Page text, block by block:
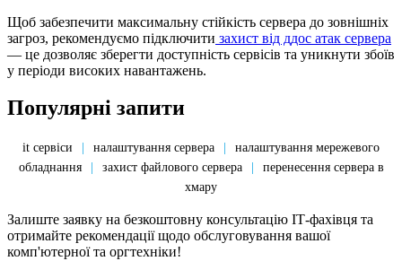
Щоб забезпечити максимальну стійкість сервера до зовнішніх
загроз, рекомендуємо підключити захист від ддос атак сервера
— це дозволяє зберегти доступність сервісів та уникнути збоїв
у періоди високих навантажень.
Популярні запити
it сервіси налаштування сервера
налаштування мережевого
обладнання
захист файлового сервера
перенесення сервера в
хмару
Залиште заявку на безкоштовну консультацію ІТ-фахівця та
отримайте рекомендації щодо обслуговування вашої
комп'ютерної та оргтехніки!